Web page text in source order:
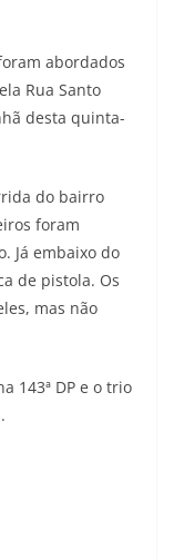
abordados
Rua Santo
desta quinta-
do bairro
foram
Já embaixo do
de pistola. Os
mas não
143ª DP e o trio